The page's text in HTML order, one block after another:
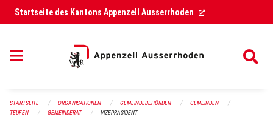
Navigation überspringen
Startseite des Kantons Appenzell Ausserrhoden (External Link)
STARTSEITE ORGANISATIONEN GEMEINDEBEHÖRDEN
GEMEINDEN
TEUFEN
GEMEINDERAT VIZEPRÄSIDENT